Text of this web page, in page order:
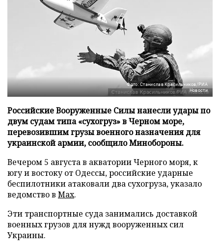
Фото: Станислав Красильников/РИА
Новости
Российские Вооруженные Силы нанесли удары по
двум судам типа «сухогруз» в Черном море,
перевозившим грузы военного назначения для
украинской армии, сообщило Минобороны.
Вечером 5 августа в акватории Черного моря, к
югу и востоку от Одессы, российские ударные
беспилотники атаковали два сухогруза, указало
ведомство в Max.
Эти транспортные суда занимались доставкой
военных грузов для нужд вооруженных сил
Украины.